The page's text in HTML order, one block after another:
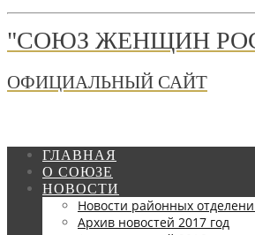
"СОЮЗ ЖЕНЩИН
ОФИЦИАЛЬНЫЙ САЙТ
ГЛАВНАЯ
О СОЮЗЕ
НОВОСТИ
Новости районных
Архив новостей 2017 год